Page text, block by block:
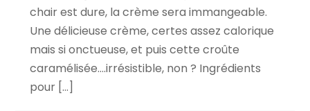
chair est dure, la crème sera immangeable.
Une délicieuse crème, certes assez calorique
mais si onctueuse, et puis cette croûte
caramélisée….irrésistible, non ? Ingrédients
pour […]